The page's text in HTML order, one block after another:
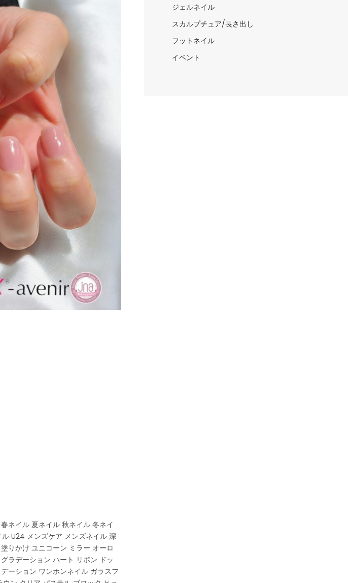
イル 夏ネイル 秋ネイル 冬ネイ
U24 メンズケア メンズネイル 深
りかけ ユニコーン ミラー オーロ
ラデーション ハート リボン ドッ
ーション ワンホンネイル ガラスフ
ジェルネイル
スカルプチュア/長さ出し
フットネイル
イベント